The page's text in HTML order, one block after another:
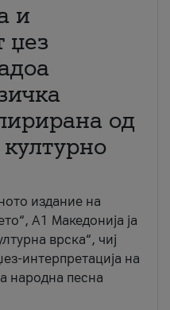
и
џез
од
издание на
А1 Македонија ја
врска“, чиј
интерпретација на
народна песна